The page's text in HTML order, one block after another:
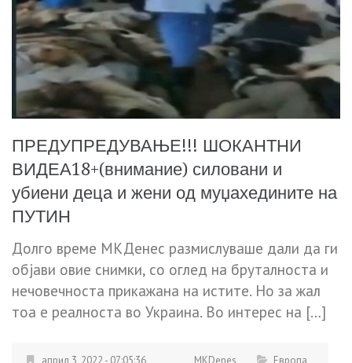
ПРЕДУПРЕДУВАЊЕ!!! ШОКАНТНИ
ВИДЕА18+(внимание) силовани и
убиени деца и жени од муџахедините на
ПУТИН
Долго време МКДенес размислуваше дали да ги
објави овие снимки, со оглед на бруталноста и
нечовечноста прикажана на истите. Но за жал
тоа е реалноста во Украина. Во интерес на […]
април 3, 2022 - 07:05:36 MKDenes Европа